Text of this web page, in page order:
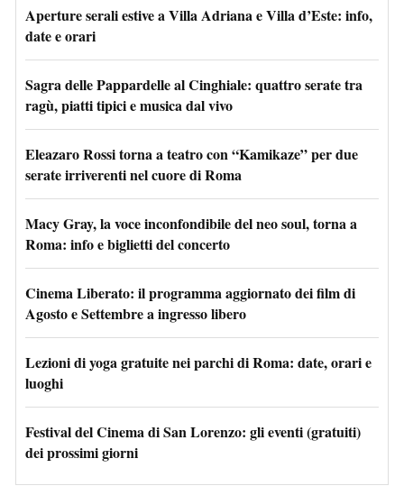
Aperture serali estive a Villa Adriana e Villa d’Este: info,
date e orari
Sagra delle Pappardelle al Cinghiale: quattro serate tra
ragù, piatti tipici e musica dal vivo
Eleazaro Rossi torna a teatro con “Kamikaze” per due
serate irriverenti nel cuore di Roma
Macy Gray, la voce inconfondibile del neo soul, torna a
Roma: info e biglietti del concerto
Cinema Liberato: il programma aggiornato dei film di
Agosto e Settembre a ingresso libero
Lezioni di yoga gratuite nei parchi di Roma: date, orari e
luoghi
Festival del Cinema di San Lorenzo: gli eventi (gratuiti)
dei prossimi giorni